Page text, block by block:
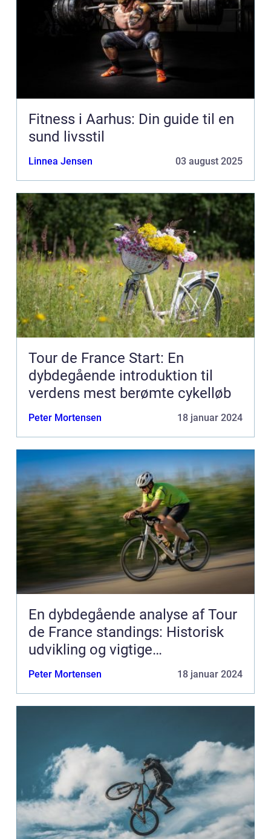
Fitness i Aarhus: Din guide til en
sund livsstil
Linnea Jensen 03 august 2025
Tour de France Start: En
dybdegående introduktion til
verdens mest berømte cykelløb
Peter Mortensen 18 januar 2024
En dybdegående analyse af Tour
de France standings: Historisk
udvikling og vigtige
informationer
Peter Mortensen 18 januar 2024